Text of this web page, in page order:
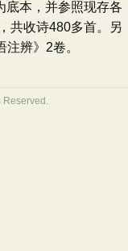
本，并参照现存各
共收诗480多首。另
辨》2卷。
Reserved.